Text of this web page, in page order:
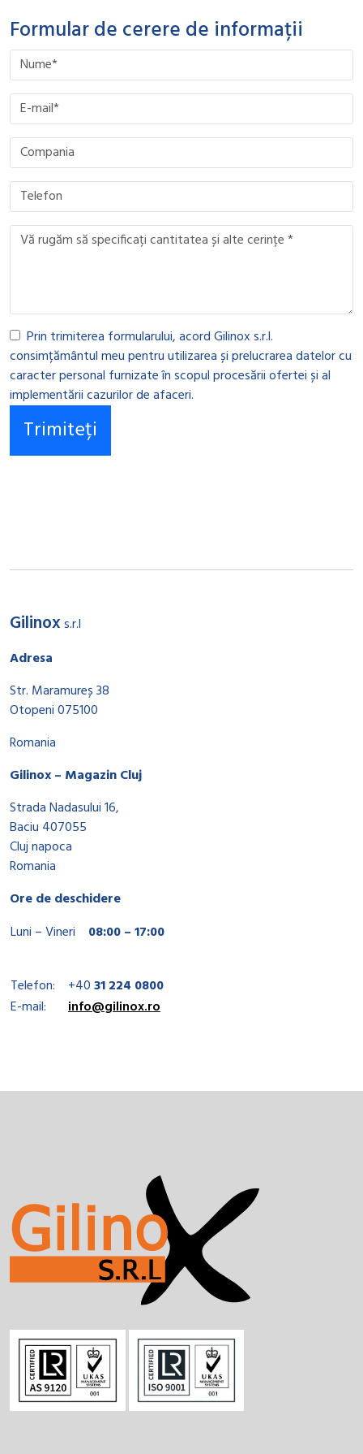
Formular de cerere de informații
Please leave this field empty.
Please leave this field empty.
Please leave this field empty.
Please leave this field empty.
Prin trimiterea formularului, acord Gilinox s.r.l.
consimțământul meu pentru utilizarea și prelucrarea datelor cu
caracter personal furnizate în scopul procesării ofertei și al
implementării cazurilor de afaceri.
Gilinoxs.r.l
Adresa
Str. Maramureș 38
Otopeni 075100
Romania
Gilinox – Magazin Cluj
Strada Nadasului 16,
Baciu 407055
Cluj napoca
Romania
Ore de deschidere
Luni – Vineri
08:00 – 17:00
Telefon: +4031 224 0800
E-mail:
info@gilinox.ro